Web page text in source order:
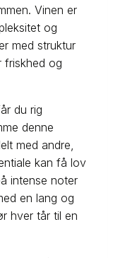
Vinen er
og
med struktur
friskhed og
du rig
denne
med andre,
kan få lov
intense noter
en lang og
hver tår til en